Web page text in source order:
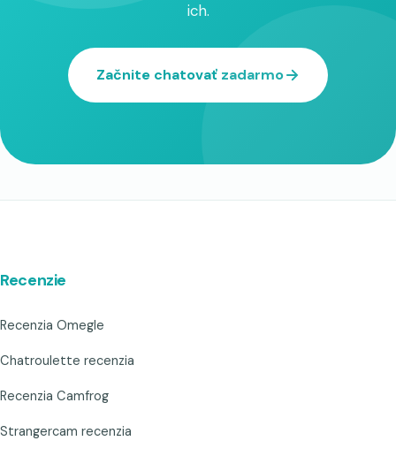
ich.
Začnite chatovať zadarmo
Recenzie
Recenzia Omegle
Chatroulette recenzia
Recenzia Camfrog
Strangercam recenzia